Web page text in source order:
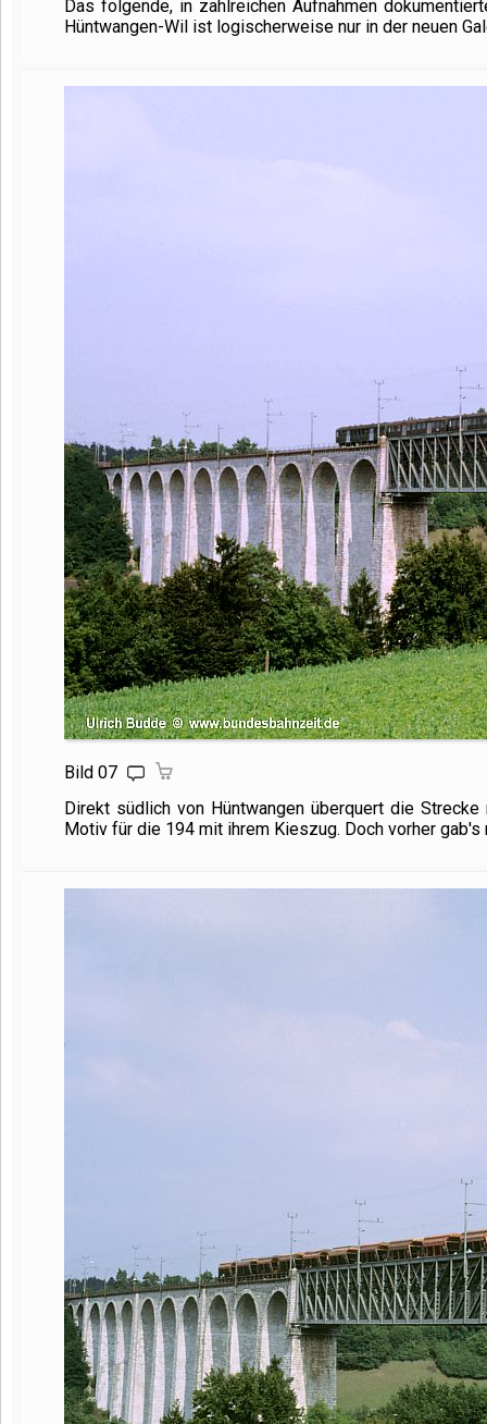
Das folgende, in zahlreichen Aufnahmen
Hüntwangen-Wil ist logischerweise nur in der neuen
Bild 07
Direkt südlich von Hüntwangen überquert die
Motiv für die 194 mit ihrem Kieszug. Doch vorher